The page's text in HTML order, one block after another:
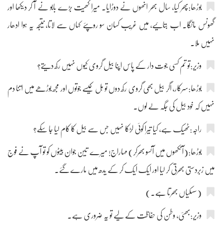
بوڑھا:پھر کیا، سال بھر انھوں نے دوڑایا۔ میرا کھیت بڑے بابو نے آ کر دیکھا اور
گھونس مانگا۔ اب بتائیے، میں غریب کسان سو روپئے کہاں سے لاتا، نتیجہ یہ ہوا ادھار
نہیں ملا۔
وزیر:تو تم کسی جوت دار کے پاس اپنا بیل گروی کیوں نہیں رکھ دیتے؟
بوڑھا:سرکار، اگر بیل بھی گروی رکھ دوں تو ہل کیسے جوتوں اور مجھ بوڑھے میں اتنا دم
نہیں کہ خود بیل کی جگہ لے لوں۔
راجہ:ٹھیک ہے، کیا تیرا کوئی لڑکا نہیں جس سے بیل کا کام لیا جا سکے؟
بوڑھا:(آنکھوں میں آنسو بھرکر) مہاراج! میرے تین جوان بیٹوں کو تو آپ نے فوج
میں زبردستی بھرتی کر لیا اور ایک ایک کر کے یدھ میں مارے گئے۔
(سسکیاں بھرتا ہے۔)
وزیر:بھئی، وطن کی حفاظت کے لیے تو یہ ضروری ہے۔